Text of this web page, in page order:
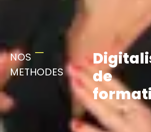
NOS
METHODES
de